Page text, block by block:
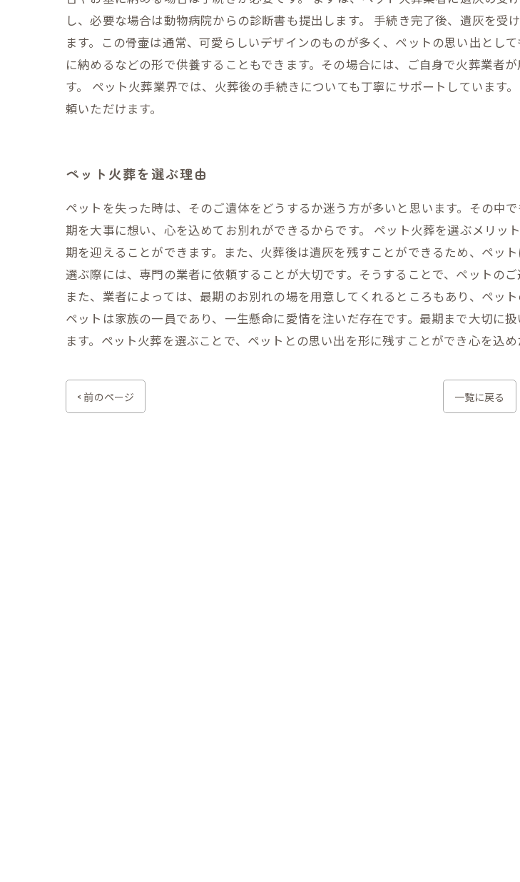
し、必要な場合は動物病院からの診断書も提出します。 手続き完了後、遺灰を
ます。この骨壷は通常、可愛らしいデザインのものが多く、ペットの思い出とし
に納めるなどの形で供養することもできます。その場合には、ご自身で火葬業者
す。 ペット火葬業界では、火葬後の手続きについても丁寧にサポートしていま
頼いただけます。
ペット火葬を選ぶ理由
ペットを失った時は、そのご遺体をどうするか迷う方が多いと思います。その中
期を大事に想い、心を込めてお別れができるからです。 ペット火葬を選ぶメリ
期を迎えることができます。また、火葬後は遺灰を残すことができるため、ペッ
選ぶ際には、専門の業者に依頼することが大切です。そうすることで、ペットの
また、業者によっては、最期のお別れの場を用意してくれるところもあり、ペッ
ペットは家族の一員であり、一生懸命に愛情を注いだ存在です。最期まで大切に
ます。ペット火葬を選ぶことで、ペットとの思い出を形に残すことができ心を込め
< 前のページ 一覧に戻る